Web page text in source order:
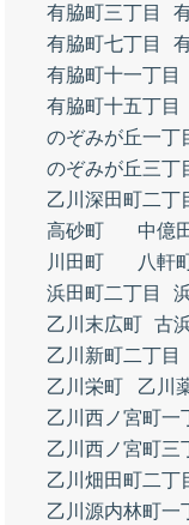
有脇町三丁目
有脇町七丁目
有脇町十一丁目
有脇町十五丁目
のぞみが丘一丁
のぞみが丘三丁
乙川深田町二丁
高砂町
中億
川田町
八軒
浜田町二丁目
乙川末広町 古
乙川新町二丁目
乙川栄町
乙川
乙川西ノ宮町一
乙川西ノ宮町三
乙川畑田町二丁
乙川源内林町一